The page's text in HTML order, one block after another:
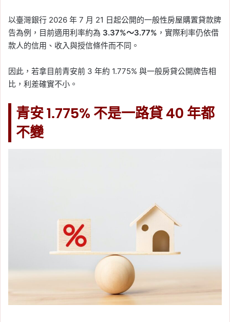
以臺灣銀行 2026 年 7 月 21 日起公開的一般性房屋購置貸款牌
告為例，目前適用利率約為 3.37%～3.77% ，實際利率仍依借
款人的信用、收入與授信條件而不同。
因此，若拿目前青安前 3 年約 1.775% 與一般房貸公開牌告相
比，利差確實不小。
青安 1.775% 不是一路貸 40 年都
不變